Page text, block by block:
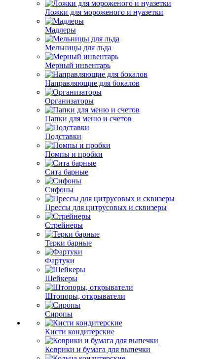
Ложки для мороженого и нуазетки
Мадлеры
Мельницы для льда
Мерный инвентарь
Направляющие для бокалов
Организаторы
Папки для меню и счетов
Подставки
Помпы и пробки
Сита барные
Сифоны
Прессы для цитрусовых и сквизеры
Стрейнеры
Терки барные
Фартуки
Шейкеры
Штопоры, открыватели
Сиропы
Кисти кондитерские
Коврики и бумага для выпечки